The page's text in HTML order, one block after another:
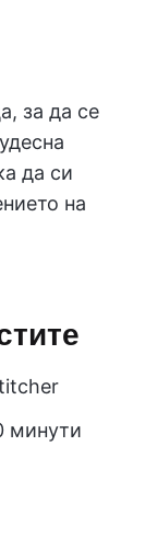
за да се
да си
на
минути